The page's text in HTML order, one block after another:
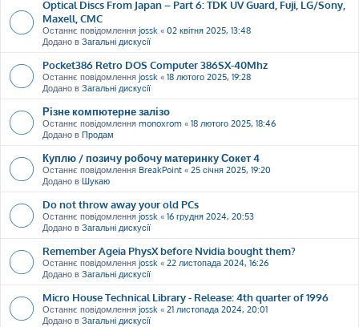
Optical Discs From Japan – Part 6: TDK UV Guard, Fuji, LG/Sony,
Maxell, CMC
Останнє повідомлення jossk « 02 квітня 2025, 13:48
Додано в Загальні дискусії
Pocket386 Retro DOS Computer 386SX-40Mhz
Останнє повідомлення jossk « 18 лютого 2025, 19:28
Додано в Загальні дискусії
Різне компютерне залізо
Останнє повідомлення monoxrom « 18 лютого 2025, 18:46
Додано в Продам
Куплю / позичу робочу материнку Сокет 4
Останнє повідомлення BreakPoint « 25 січня 2025, 19:20
Додано в Шукаю
Do not throw away your old PCs
Останнє повідомлення jossk « 16 грудня 2024, 20:53
Додано в Загальні дискусії
Remember Ageia PhysX before Nvidia bought them?
Останнє повідомлення jossk « 22 листопада 2024, 16:26
Додано в Загальні дискусії
Micro House Technical Library - Release: 4th quarter of 1996
Останнє повідомлення jossk « 21 листопада 2024, 20:01
Додано в Загальні дискусії